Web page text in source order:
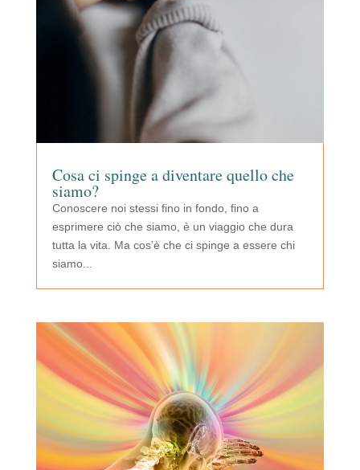
Cosa ci spinge a diventare quello che
siamo?
Conoscere noi stessi fino in fondo, fino a
esprimere ciò che siamo, è un viaggio che dura
tutta la vita. Ma cos’è che ci spinge a essere chi
siamo...